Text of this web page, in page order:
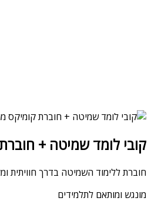
קובי לומד שמיטה +
חוברת ללימוד השמיטה בדרך חוויתית
מונגש ומותאם לתלמידים